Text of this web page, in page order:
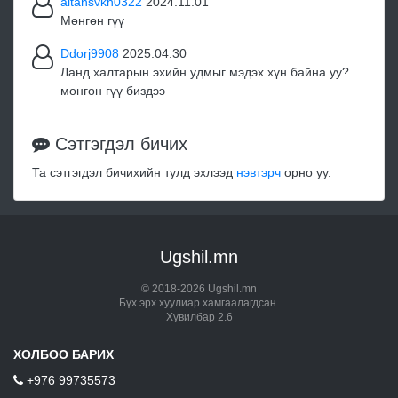
Мөнгөн гүү
Ddorj9908 2025.04.30
Ланд халтарын эхийн удмыг мэдэх хүн байна уу?
мөнгөн гүү биздээ
Сэтгэгдэл бичих
Та сэтгэгдэл бичихийн тулд эхлээд нэвтэрч орно уу.
Ugshil.mn
© 2018-2026 Ugshil.mn
Бүх эрх хуулиар хамгаалагдсан.
Хувилбар 2.6
ХОЛБОО БАРИХ
+976 99735573